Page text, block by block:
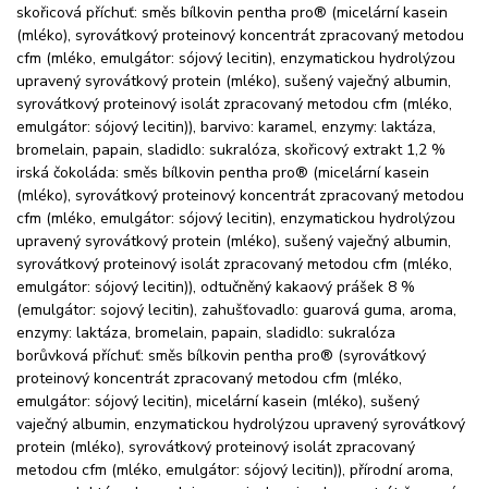
skořicová příchuť: směs bílkovin pentha pro® (micelární kasein
(mléko), syrovátkový proteinový koncentrát zpracovaný metodou
cfm (mléko, emulgátor: sójový lecitin), enzymatickou hydrolýzou
upravený syrovátkový protein (mléko), sušený vaječný albumin,
syrovátkový proteinový isolát zpracovaný metodou cfm (mléko,
emulgátor: sójový lecitin)), barvivo: karamel, enzymy: laktáza,
bromelain, papain, sladidlo: sukralóza, skořicový extrakt 1,2 %
irská čokoláda: směs bílkovin pentha pro® (micelární kasein
(mléko), syrovátkový proteinový koncentrát zpracovaný metodou
cfm (mléko, emulgátor: sójový lecitin), enzymatickou hydrolýzou
upravený syrovátkový protein (mléko), sušený vaječný albumin,
syrovátkový proteinový isolát zpracovaný metodou cfm (mléko,
emulgátor: sójový lecitin)), odtučněný kakaový prášek 8 %
(emulgátor: sojový lecitin), zahušťovadlo: guarová guma, aroma,
enzymy: laktáza, bromelain, papain, sladidlo: sukralóza
borůvková příchuť: směs bílkovin pentha pro® (syrovátkový
proteinový koncentrát zpracovaný metodou cfm (mléko,
emulgátor: sójový lecitin), micelární kasein (mléko), sušený
vaječný albumin, enzymatickou hydrolýzou upravený syrovátkový
protein (mléko), syrovátkový proteinový isolát zpracovaný
metodou cfm (mléko, emulgátor: sójový lecitin)), přírodní aroma,